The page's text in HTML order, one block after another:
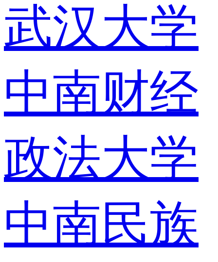
武汉大学
中南财经
政法大学
中南民族